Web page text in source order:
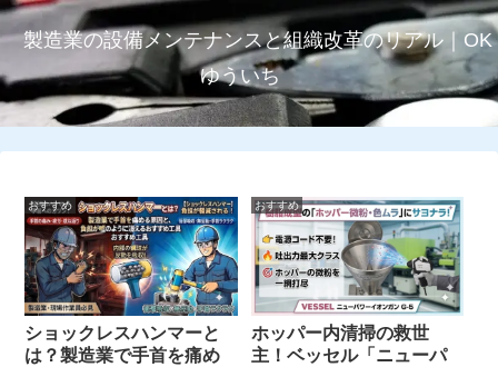
製造業の設備メンテナンスと組織改革のリアル｜OK
ゆういち
おすすめ
ショックレスハンマーと
は？製造業で手首を痛め
おすすめ
ホッパー内清掃の救世
主！ベッセル「ニューパ